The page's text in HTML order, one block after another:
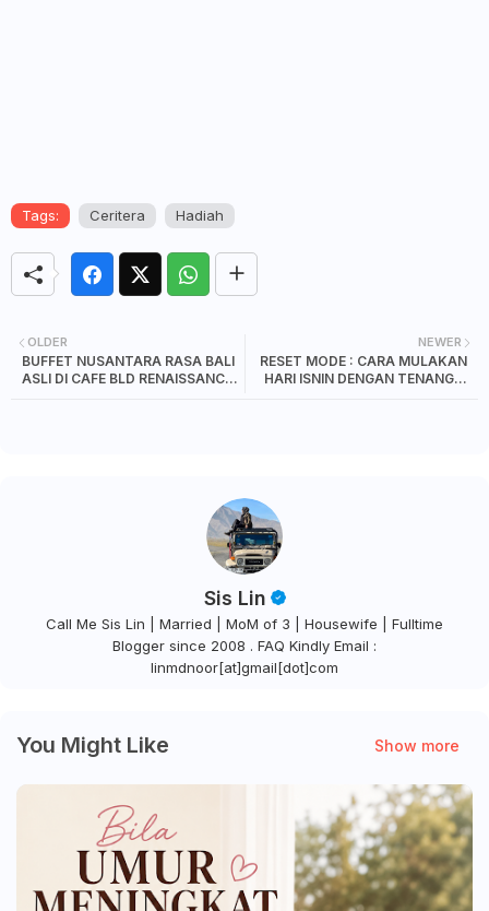
Tags: Ceritera Hadiah
NEWER
RESET MODE : CARA MULAKAN
HARI ISNIN DENGAN TENANG &
OLDER
BUFFET NUSANTARA RASA BALI
ASLI DI CAFE BLD RENAISSANCE
Sis Lin
Call Me Sis Lin | Married | MoM of 3 | Housewife | Fulltime
Blogger since 2008 . FAQ Kindly Email :
linmdnoor[at]gmail[dot]com
You Might Like Show more